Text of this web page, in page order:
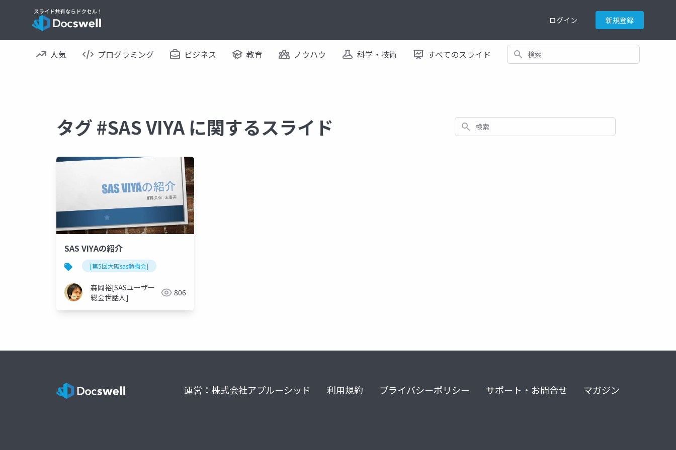
ログイン 新規登録
人気 プログラミング ビジネス 教育 ノウハウ 科学・技術 すべてのスライド 検索
タグ #SAS VIYA に関するスライド 検索
SAS VIYAの紹介
[第5回大阪sas勉強会]
森岡裕[SASユーザー
総会世話人]
806
運営：株式会社アプルーシッド 利用規約 プライバシーポリシー サポート・お問合せ マガジン